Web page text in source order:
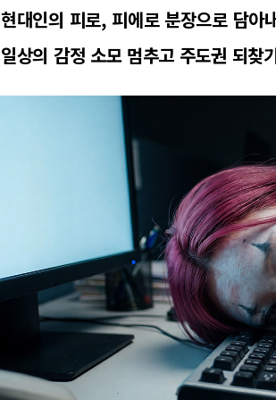
현대인의 피로, 피에로 분장으로 담아
일상의 감정 소모 멈추고 주도권 되찾